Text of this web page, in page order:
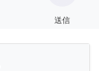
送信